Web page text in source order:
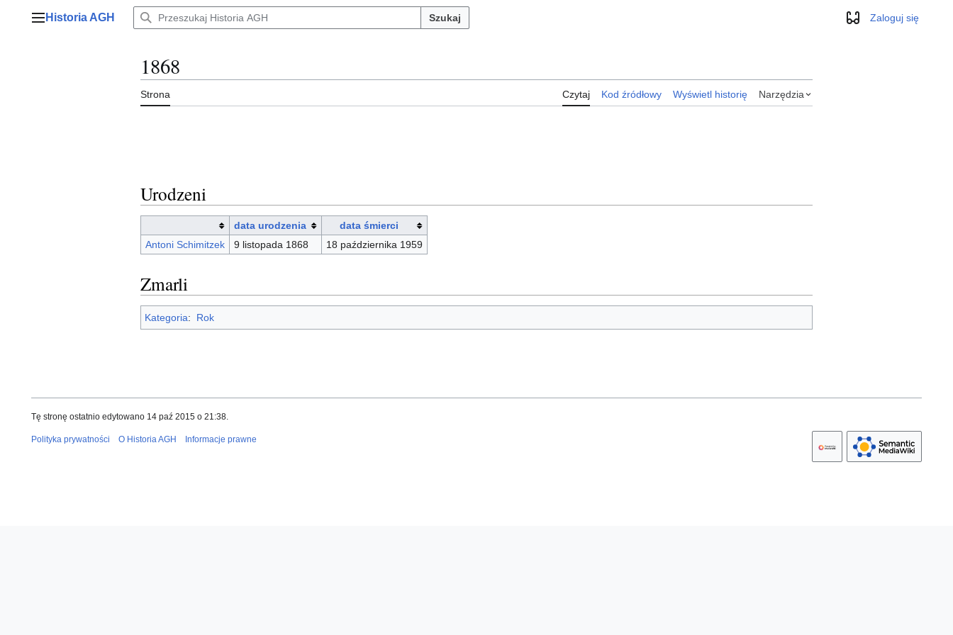
Menu główne
Historia AGH Szukaj WyglądZaloguj się
1868
Strona Czytaj Kod źródłowy Wyświetl historię Narzędzia
Urodzeni
data urodzenia
data śmierci
Antoni Schimitzek
9 listopada 1868 18 października 1959
Zmarli
Kategoria: Rok
Tę stronę ostatnio edytowano 14 paź 2015 o 21:38.
Polityka prywatności O Historia AGH Informacje prawne